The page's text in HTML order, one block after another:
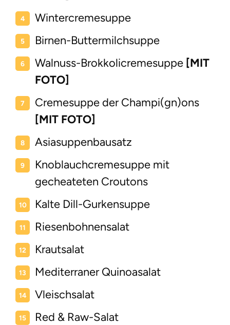
Wintercremesuppe
Birnen-Buttermilchsuppe
Walnuss-Brokkolicremesuppe [MIT
FOTO]
Cremesuppe der Champi(gn)ons
[MIT FOTO]
Asiasuppenbausatz
Knoblauchcremesuppe mit
gecheateten Croutons
Kalte Dill-Gurkensuppe
Riesenbohnensalat
Krautsalat
Mediterraner Quinoasalat
Vleischsalat
Red & Raw-Salat